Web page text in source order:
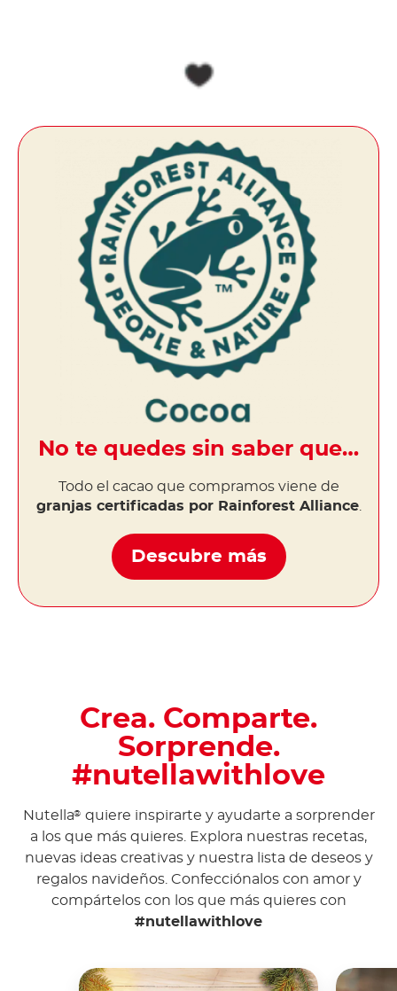
No te quedes sin saber que…
Todo el cacao que compramos viene de
granjas certificadas por Rainforest Alliance.
Descubre más
Crea. Comparte.
Sorprende.
#nutellawithlove
Nutella® quiere inspirarte y ayudarte a sorprender
a los que más quieres. Explora nuestras recetas,
nuevas ideas creativas y nuestra lista de deseos y
regalos navideños. Confecciónalos con amor y
compártelos con los que más quieres con
#nutellawithlove